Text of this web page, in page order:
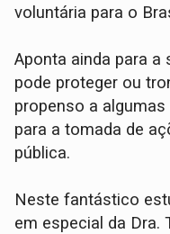
voluntária para o
Aponta ainda para a
pode proteger ou
propenso a
para a tomada de
pública.
Neste fantástico
em especial da Dra.